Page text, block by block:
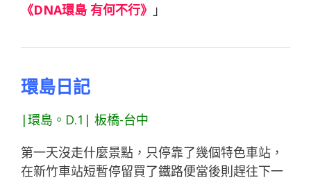
《DNA環島 有何不行》 」
環島日記
|環島。D.1| 板橋-台中
第一天沒走什麼景點，只停靠了幾個特色車站，
在新竹車站短暫停留買了鐵路便當後則趕往下一